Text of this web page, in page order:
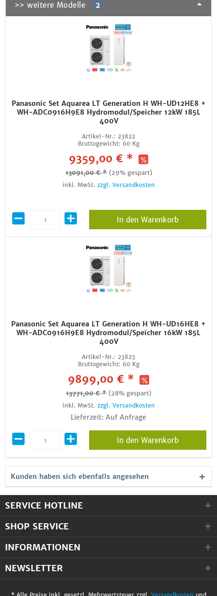
>> weitere Modelle 2
Panasonic Set Aquarea LT Generation H WH-UD12HE8 +
WH-ADC0916H9E8 Hydromodul/Speicher 12kW 185L
400V
Artikel-Nr.: 23822
Bruttogewicht: 60 Kg
9359,00 € *
13091,00 € * (29% gespart)
inkl. MwSt. zzgl. Versandkosten
In den Warenkorb
Panasonic Set Aquarea LT Generation H WH-UD16HE8 +
WH-ADC0916H9E8 Hydromodul/Speicher 16kW 185L
400V
Artikel-Nr.: 23823
Bruttogewicht: 60 Kg
9899,00 € *
13771,00 € * (28% gespart)
inkl. MwSt. zzgl. Versandkosten
Lieferzeit: Auf Anfrage
In den Warenkorb
Kunden haben sich ebenfalls angesehen
SERVICE HOTLINE
SHOP SERVICE
INFORMATIONEN
NEWSLETTER